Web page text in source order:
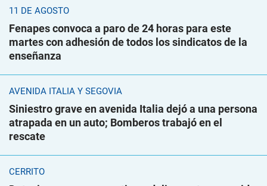
11 DE AGOSTO
Fenapes convoca a paro de 24 horas para este
martes con adhesión de todos los sindicatos de la
enseñanza
AVENIDA ITALIA Y SEGOVIA
Siniestro grave en avenida Italia dejó a una persona
atrapada en un auto; Bomberos trabajó en el
rescate
CERRITO